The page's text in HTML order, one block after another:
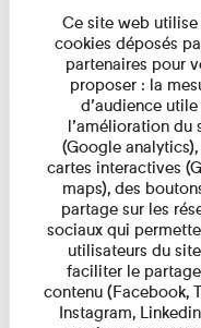
Lecture
Fanny Taillandier –
l’Imprimerie n°6
Pages
Ce site web utilise
cookies déposés
partenaires pour
proposer : la
d’audience utile
l’amélioration du
(Google analytics),
cartes interactives
maps), des
partage sur les
sociaux qui
utilisateurs du
faciliter le
contenu (Facebook,
Instagram,